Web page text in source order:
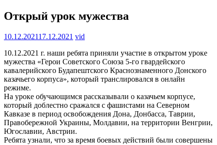
Открый урок мужества
10.12.202117.12.2021 vid
10.12.2021 г. наши ребята приняли участие в открытом уроке
мужества «Герои Советского Союза 5-го гвардейского
кавалерийского Будапештского Краснознаменного Донского
казачьего корпуса», который транслировался в онлайн
режиме.
На уроке обучающимся рассказывали о казачьем корпусе,
который доблестно сражался с фашистами на Северном
Кавказе в период освобождения Дона, Донбасса, Таврии,
Правобережной Украины, Молдавии, на территории Венгрии,
Югославии, Австрии.
Ребята узнали, что за время боевых действий были совершены